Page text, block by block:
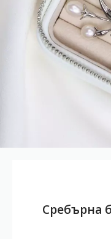
Сребърна